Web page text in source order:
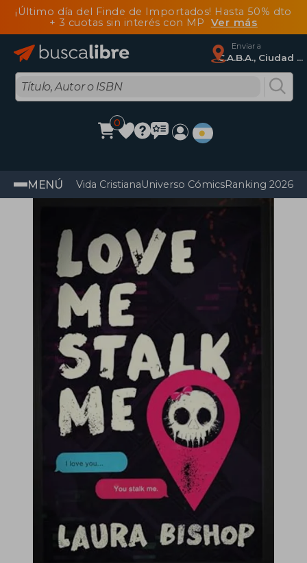
¡Último día del Finde de Importados! Hasta 50% dto
+ 3 cuotas sin interés con MP Ver más
Enviar a
C.A.B.A., Ciudad Autónoma De Buenos Aires
0
MENÚ Vida CristianaUniverso CómicsRanking 2026